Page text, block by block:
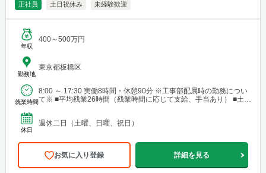
正社員 土日祝休み 未経験歓迎
年収
400～500万円
勤務地
東京都板橋区
就業時間
8:00 ～ 17:30 実働8時間・休憩90分 ※工事部配属時の勤務につい
て※ ■平均残業26時間（残業時間に応じて支給、手当あり） ■土曜
休日
週休二日（土曜、日曜、祝日）
お気に入り登録 詳細を見る